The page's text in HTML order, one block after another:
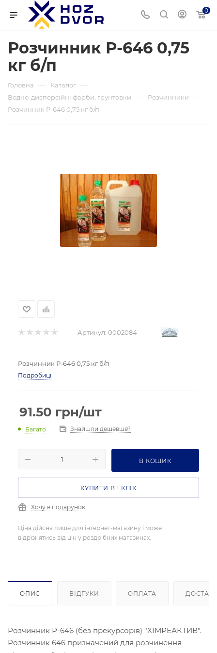
0
Розчинник Р-646 0,75
кг б/п
Головна — Каталог —
Водно-дисперсійні фарби, ґрунтовки — Розчинники —
Розчинник Р-646 0,75 кг б/п
Артикул: 0002084
Розчинник Р-646 0,75 кг б/п
Подробиці
91.50 грн/шт
Багато Знайшли дешевше?
В КОШИК
КУПИТИ В 1 КЛІК
Хочу в подарунок
Ціна дійсна лише для інтернет-магазину і може
відрізнятись від цін у роздрібних магазинах.
ОПИС ВІДГУКИ ОПЛАТА
Розчинник Р-646 (без прекурсорів) "ХІМРЕАКТИВ".
Розчинник 646 призначений для розчинення